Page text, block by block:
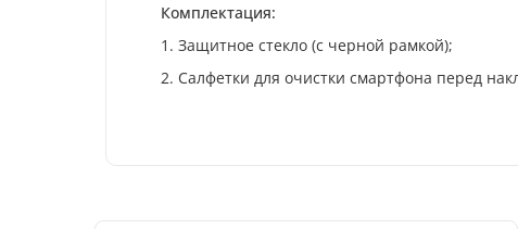
Комплектация:
1. Защитное стекло (с черной рамкой);
2. Салфетки для очистки смартфона перед